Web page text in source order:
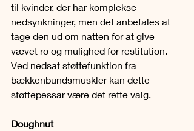
til kvinder, der har komplekse
nedsynkninger, men det anbefales at
tage den ud om natten for at give
vævet ro og mulighed for restitution.
Ved nedsat støttefunktion fra
bækkenbundsmuskler kan dette
støttepessar være det rette valg.
Doughnut